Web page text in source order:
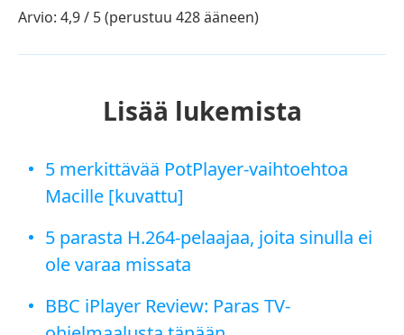
Arvio: 4,9 / 5 (perustuu 428 ääneen)
Lisää lukemista
5 merkittävää PotPlayer-vaihtoehtoa
Macille [kuvattu]
5 parasta H.264-pelaajaa, joita sinulla ei
ole varaa missata
BBC iPlayer Review: Paras TV-